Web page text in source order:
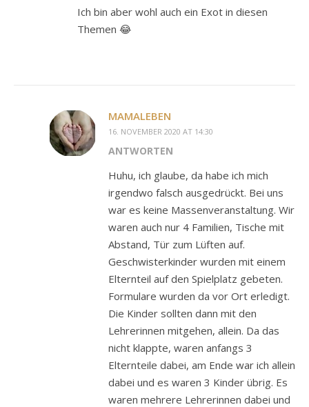
Ich bin aber wohl auch ein Exot in diesen
Themen 😂
MAMALEBEN
16. NOVEMBER 2020 AT 14:30
ANTWORTEN
Huhu, ich glaube, da habe ich mich
irgendwo falsch ausgedrückt. Bei uns
war es keine Massenveranstaltung. Wir
waren auch nur 4 Familien, Tische mit
Abstand, Tür zum Lüften auf.
Geschwisterkinder wurden mit einem
Elternteil auf den Spielplatz gebeten.
Formulare wurden da vor Ort erledigt.
Die Kinder sollten dann mit den
Lehrerinnen mitgehen, allein. Da das
nicht klappte, waren anfangs 3
Elternteile dabei, am Ende war ich allein
dabei und es waren 3 Kinder übrig. Es
waren mehrere Lehrerinnen dabei und